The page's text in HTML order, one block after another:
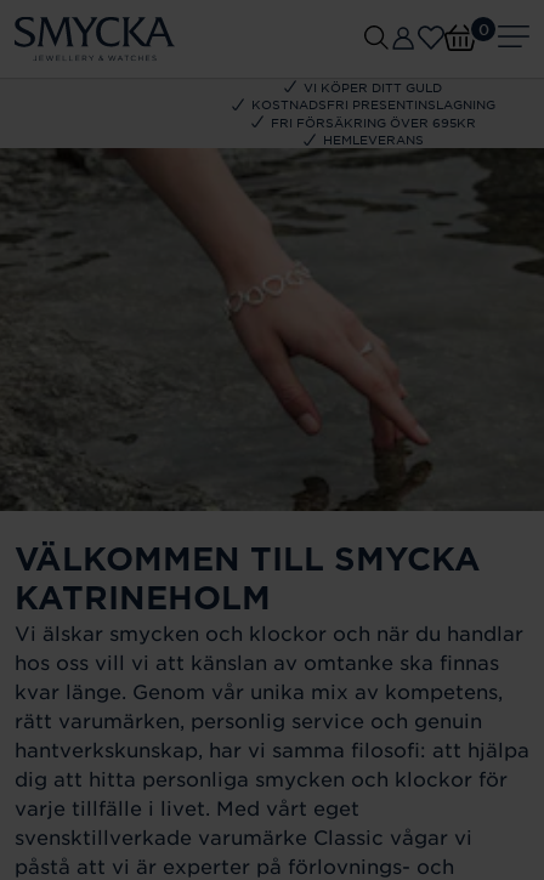
VI KÖPER DITT GULD
KOSTNADSFRI PRESENTINSLAGNING
FRI FÖRSÄKRING ÖVER 695KR
HEMLEVERANS
0
VÄLKOMMEN TILL SMYCKA
KATRINEHOLM
Vi älskar smycken och klockor och när du handlar
hos oss vill vi att känslan av omtanke ska finnas
kvar länge. Genom vår unika mix av kompetens,
rätt varumärken, personlig service och genuin
hantverkskunskap, har vi samma filosofi: att hjälpa
dig att hitta personliga smycken och klockor för
varje tillfälle i livet. Med vårt eget
svensktillverkade varumärke Classic vågar vi
påstå att vi är experter på förlovnings- och